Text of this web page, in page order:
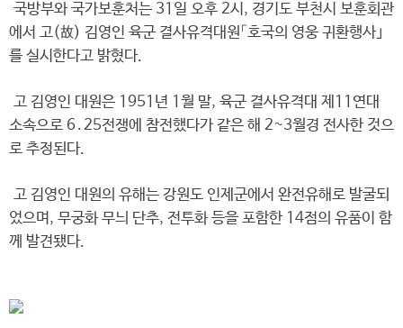
국방부와 국가보훈처는 31일 오후 2시, 경기도 부천시 보훈회관
에서 고(故) 김영인 육군 결사유격대원「호국의 영웅 귀환행사｣
를 실시한다고 밝혔다.
고 김영인 대원은 1951년 1월 말, 육군 결사유격대 제11연대
소속으로 6․25전쟁에 참전했다가 같은 해 2~3월경 전사한 것으
로 추정된다.
고 김영인 대원의 유해는 강원도 인제군에서 완전유해로 발굴되
었으며, 무궁화 무늬 단추, 전투화 등을 포함한 14점의 유품이 함
께 발견됐다.